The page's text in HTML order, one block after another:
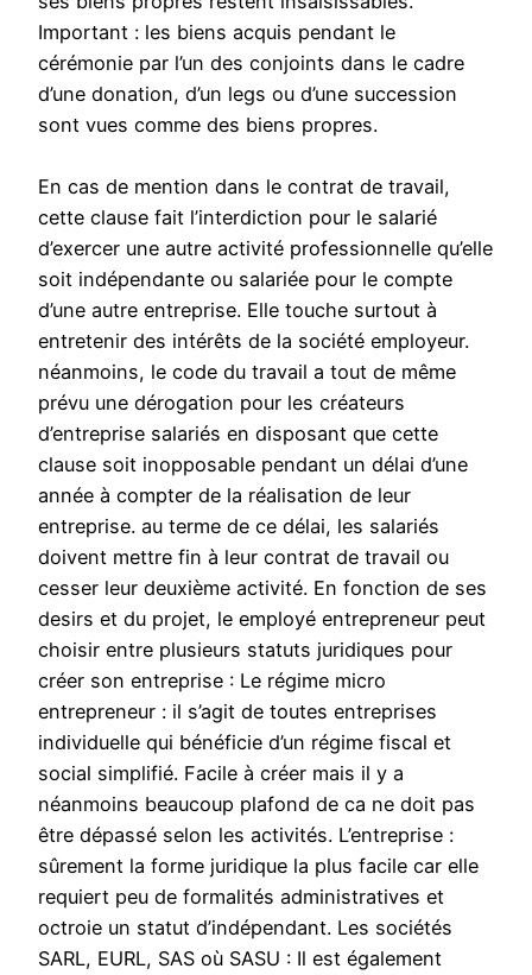
Important : les biens acquis pendant le
cérémonie par l’un des conjoints dans le cadre
d’une donation, d’un legs ou d’une succession
sont vues comme des biens propres.
En cas de mention dans le contrat de travail,
cette clause fait l’interdiction pour le salarié
d’exercer une autre activité professionnelle qu’elle
soit indépendante ou salariée pour le compte
d’une autre entreprise. Elle touche surtout à
entretenir des intérêts de la société employeur.
néanmoins, le code du travail a tout de même
prévu une dérogation pour les créateurs
d’entreprise salariés en disposant que cette
clause soit inopposable pendant un délai d’une
année à compter de la réalisation de leur
entreprise. au terme de ce délai, les salariés
doivent mettre fin à leur contrat de travail ou
cesser leur deuxième activité. En fonction de ses
desirs et du projet, le employé entrepreneur peut
choisir entre plusieurs statuts juridiques pour
créer son entreprise : Le régime micro
entrepreneur : il s’agit de toutes entreprises
individuelle qui bénéficie d’un régime fiscal et
social simplifié. Facile à créer mais il y a
néanmoins beaucoup plafond de ca ne doit pas
être dépassé selon les activités. L’entreprise :
sûrement la forme juridique la plus facile car elle
requiert peu de formalités administratives et
octroie un statut d’indépendant. Les sociétés
SARL, EURL, SAS où SASU : Il est également